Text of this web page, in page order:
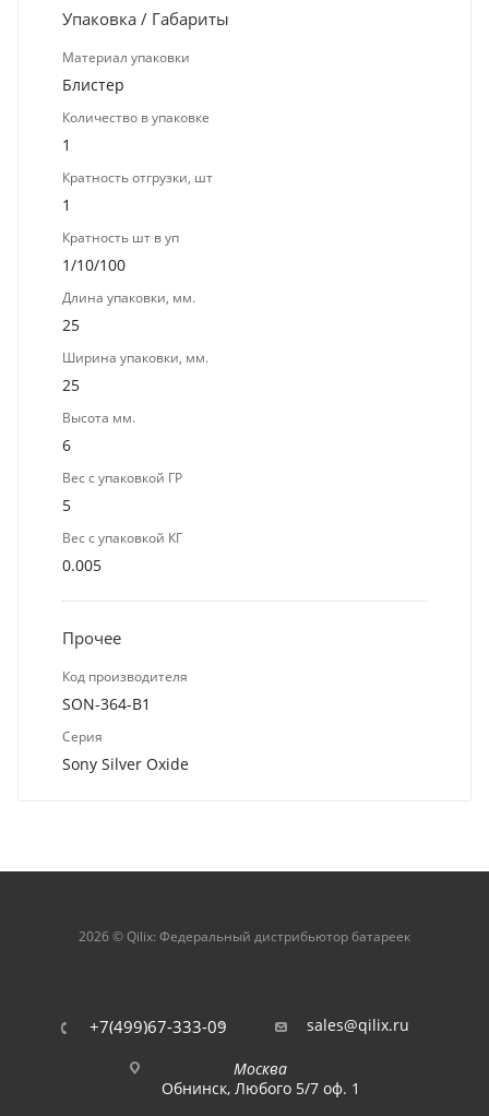
Упаковка / Габариты
Материал упаковки
Блистер
Количество в упаковке
1
Кратность отгрузки, шт
1
Кратность шт в уп
1/10/100
Длина упаковки, мм.
25
Ширина упаковки, мм.
25
Высота мм.
6
Вес с упаковкой ГР
5
Вес с упаковкой КГ
0.005
Прочее
Код производителя
SON-364-B1
Серия
Sony Silver Oxide
2026 © Qilix: Федеральный дистрибьютор батареек
+7(499)67-333-09 sales@qilix.ru
Москва
Обнинск, Любого 5/7 оф. 1